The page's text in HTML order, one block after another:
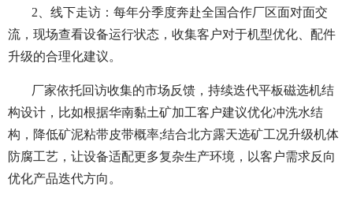
2、线下走访：每年分季度奔赴全国合作厂区面对面交
流，现场查看设备运行状态，收集客户对于机型优化、配件
升级的合理化建议。
厂家依托回访收集的市场反馈，持续迭代平板磁选机结
构设计，比如根据华南黏土矿加工客户建议优化冲洗水结
构，降低矿泥粘带皮带概率;结合北方露天选矿工况升级机体
防腐工艺，让设备适配更多复杂生产环境，以客户需求反向
优化产品迭代方向。